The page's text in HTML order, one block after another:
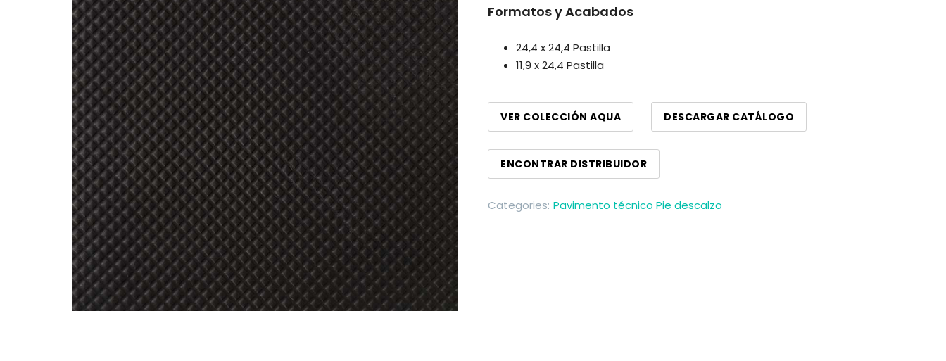
Formatos y Acabados
24,4 x 24,4 Pastilla
11,9 x 24,4 Pastilla
VER COLECCIÓN AQUA DESCARGAR CATÁLOGO
ENCONTRAR DISTRIBUIDOR
Categories: Pavimento técnico Pie descalzo